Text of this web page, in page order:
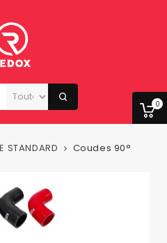
0
STANDARD Coudes 90°